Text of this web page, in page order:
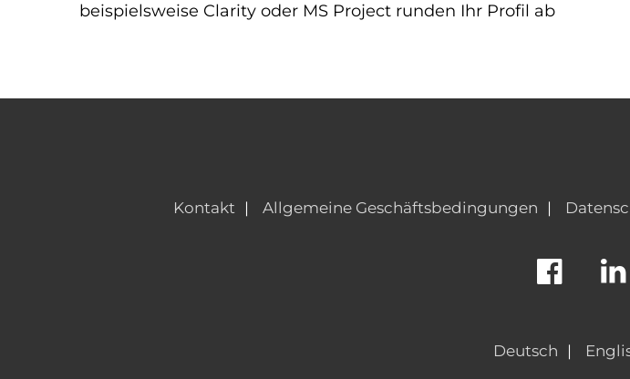
beispielsweise Clarity oder MS Project runden Ihr Profil ab
Kontakt Allgemeine Geschäftsbedingungen
Deutsch